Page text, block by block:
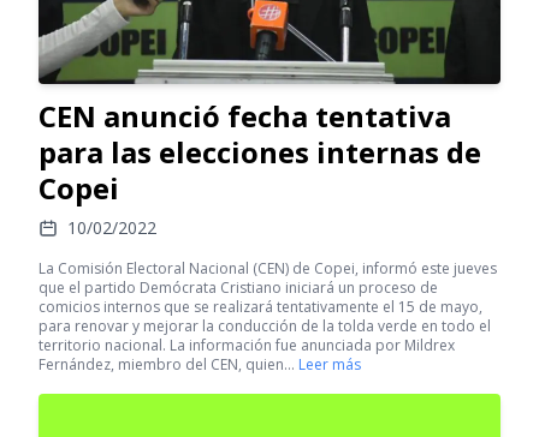
CEN anunció fecha tentativa
para las elecciones internas de
Copei
10/02/2022
La Comisión Electoral Nacional (CEN) de Copei, informó este jueves
que el partido Demócrata Cristiano iniciará un proceso de
comicios internos que se realizará tentativamente el 15 de mayo,
para renovar y mejorar la conducción de la tolda verde en todo el
territorio nacional. La información fue anunciada por Mildrex
Fernández, miembro del CEN, quien… Leer más